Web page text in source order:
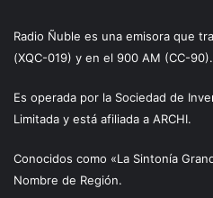
Radio Ñuble es una emisora que
(XQC-019) y en el 900 AM (CC-90).
Es operada por la Sociedad de
Limitada y está afiliada a ARCHI.
Conocidos como «La Sintonía
Nombre de Región.